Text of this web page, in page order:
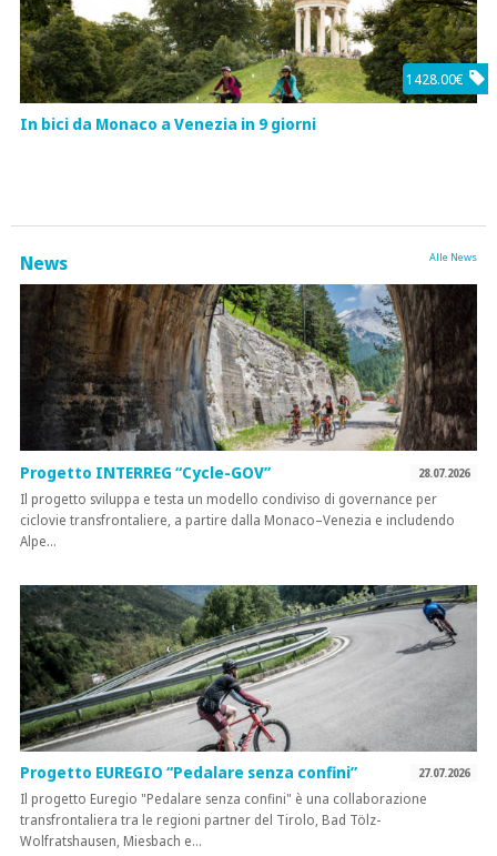
1428.00€
In bici da Monaco a Venezia in 9 giorni
News Alle News
28.07.2026
Progetto INTERREG “Cycle-GOV”
Il progetto sviluppa e testa un modello condiviso di governance per
ciclovie transfrontaliere, a partire dalla Monaco–Venezia e includendo
Alpe…
27.07.2026
Progetto EUREGIO “Pedalare senza confini”
Il progetto Euregio "Pedalare senza confini" è una collaborazione
transfrontaliera tra le regioni partner del Tirolo, Bad Tölz-
Wolfratshausen, Miesbach e…